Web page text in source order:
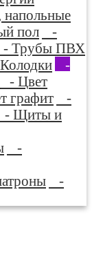
напольные
пол
-
- Трубы ПВХ
-
- Цвет
графит
-
- Щиты и
-
-